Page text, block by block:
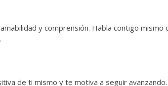
y comprensión. Habla contigo
de ti mismo y te motiva a seguir